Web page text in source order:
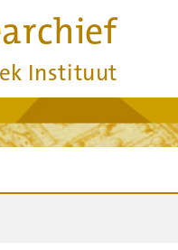
Instituut